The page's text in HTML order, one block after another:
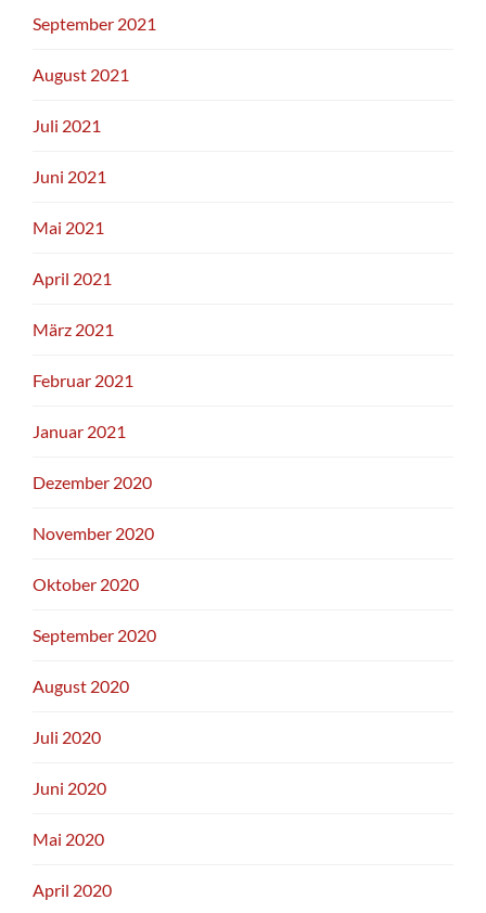
September 2021
August 2021
Juli 2021
Juni 2021
Mai 2021
April 2021
März 2021
Februar 2021
Januar 2021
Dezember 2020
November 2020
Oktober 2020
September 2020
August 2020
Juli 2020
Juni 2020
Mai 2020
April 2020